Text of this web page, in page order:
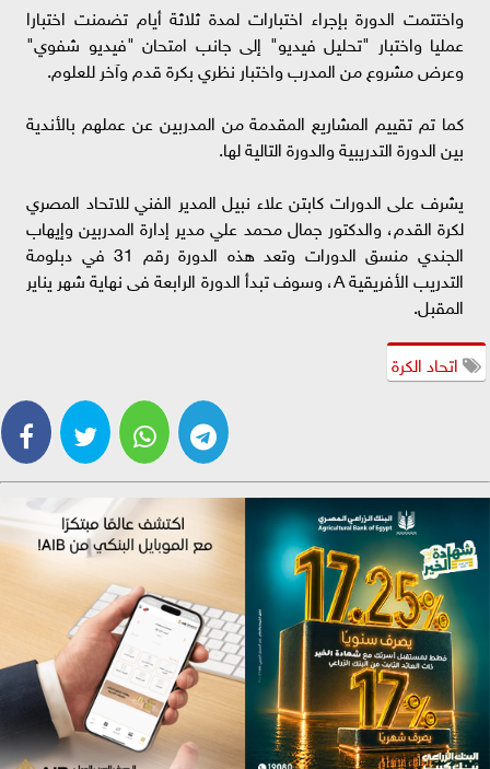
واختتمت الدورة بإجراء اختبارات لمدة ثلاثة أيام تضمنت اختبارا
عمليا واختبار "تحليل فيديو" إلى جانب امتحان "فيديو شفوي"
وعرض مشروع من المدرب واختبار نظري بكرة قدم وآخر للعلوم.
كما تم تقييم المشاريع المقدمة من المدربين عن عملهم بالأندية
بين الدورة التدريبية والدورة التالية لها.
يشرف على الدورات كابتن علاء نبيل المدير الفني للاتحاد المصري
لكرة القدم، والدكتور جمال محمد علي مدير إدارة المدربين وإيهاب
الجندي منسق الدورات وتعد هذه الدورة رقم 31 في دبلومة
التدريب الأفريقية A، وسوف تبدأ الدورة الرابعة فى نهاية شهر يناير
المقبل.
اتحاد الكرة